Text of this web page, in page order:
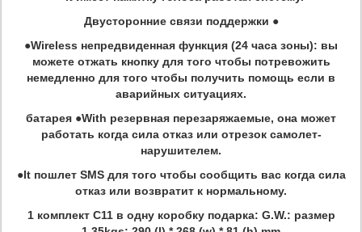
Двусторонние связи поддержки ●
●Wireless непредвиденная функция (24 часа зоны): вы
можете отжать кнопку для того чтобы потревожить
немедленно для того чтобы получить помощь если в
аварийных ситуациях.
батарея ●With резервная перезаряжаемые, она может
работать когда сила отказ или отрезок самолет-
нарушителем.
●It пошлет SMS для того чтобы сообщить вас когда сила
отказ или возвратит к нормальному.
1 комплект C11 в одну коробку подарка: G.W.: размер